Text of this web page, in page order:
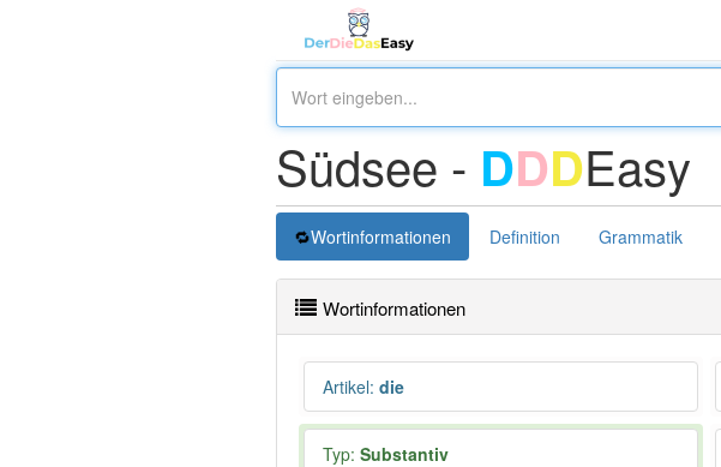
Südsee - DDDEasy
Wortinformationen Definition Grammatik
Wortinformationen
Artikel: die
Typ: Substantiv